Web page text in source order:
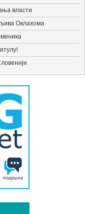
власти
Оклахома